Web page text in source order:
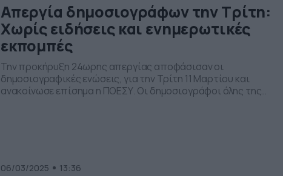
Απεργία δημοσιογράφων την Τρίτη:
Χωρίς ειδήσεις και ενημερωτικές
εκπομπές
Την προκήρυξη 24ωρης απεργίας αποφάσισαν οι
δημοσιογραφικές ενώσεις, για την Τρίτη 11 Μαρτίου και
ανακοίνωσε επίσημα η ΠΟΕΣΥ. Οι δημοσιογράφοι όλης της
06/03/2025 13:36